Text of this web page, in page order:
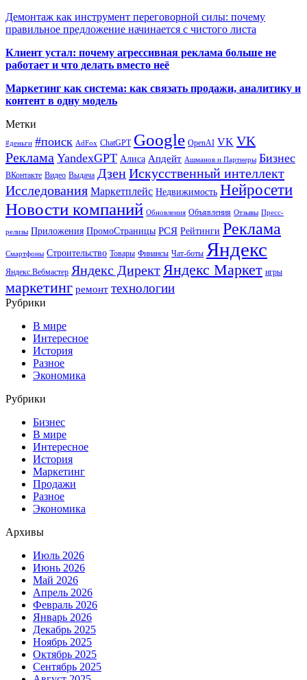
Демонтаж как инструмент переговорной силы: почему
правильное предложение начинается с чистого листа
Клиент устал: почему агрессивная реклама больше не
работает и что делать вместо неё
Маркетинг как система: как связать продажи, аналитику и
контент в одну модель
Метки
#деньги #поиск AdFox ChatGPT Google OpenAI VK VK
Реклама YandexGPT Алиса Апдейт Ашманов и Партнеры Бизнес
ВКонтакте Видео Выдача ДзенИскусственный интеллект
Исследования Маркетплейс Недвижимость Нейросети
Новости компаний Обновления Объявления Отзывы Пресс-
релизы Приложения ПромоСтраницы РСЯ Рейтинги Реклама
Смартфоны Строительство Товары Финансы Чат-боты Яндекс
Яндекс.Вебмастер Яндекс Директ Яндекс Маркет игры
маркетинг ремонт технологии
Рубрики
В мире
Интересное
История
Разное
Экономика
Рубрики
Бизнес
В мире
Интересное
История
Маркетинг
Продажи
Разное
Экономика
Архивы
Июль 2026
Июнь 2026
Май 2026
Апрель 2026
Февраль 2026
Январь 2026
Декабрь 2025
Ноябрь 2025
Октябрь 2025
Сентябрь 2025